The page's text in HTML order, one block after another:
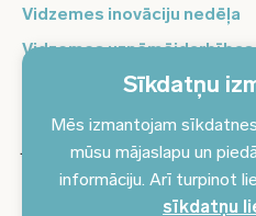
Sīkdatņu
Mēs izmantojam
mūsu mājaslapu un
informāciju. Arī turpinot
sīkdatņu
Vidzemes inovāciju nedēļa
Vidzemes
Balso Vidzeme
Pierakstieties jaunumiem un
jaunumus savā e-pastā!
Pieteikties